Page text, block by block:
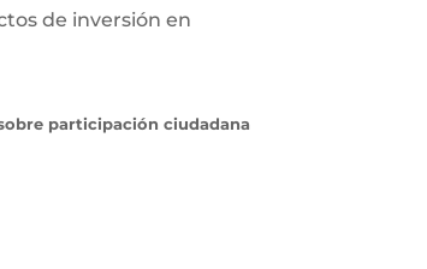
de inversión en
participación ciudadana